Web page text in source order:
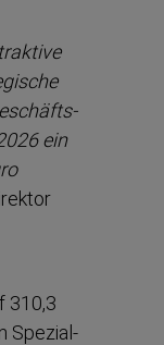
ein
310,3
Spezial­